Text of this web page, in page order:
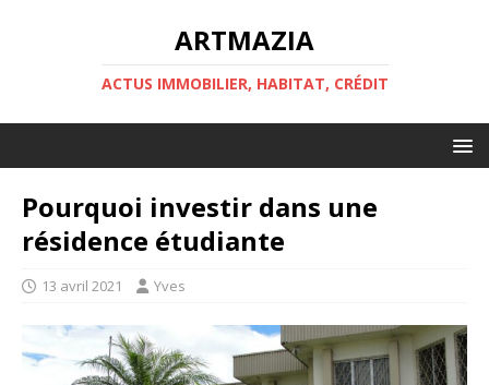
ARTMAZIA
ACTUS IMMOBILIER, HABITAT, CRÉDIT
Pourquoi investir dans une
résidence étudiante
13 avril 2021 Yves